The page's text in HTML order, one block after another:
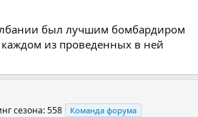
был лучшим бомбардиром
из проведенных в ней
сезона: 558 Команда форума